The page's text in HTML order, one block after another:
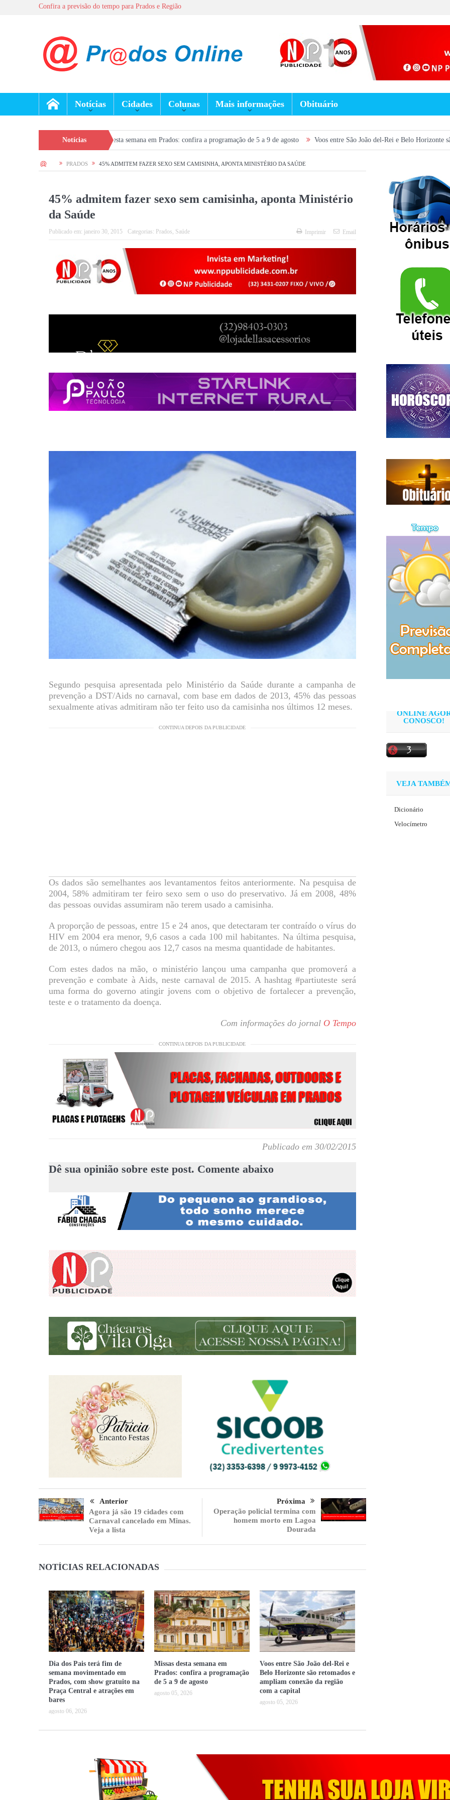
Confira a previsão do tempo para Prados e Região
Notícias Cidades Colunas Mais informações Obituário
Notícias
Missas desta semana em Prados: confira a programação de 5 a 9 de agosto Voos entre São João del-Rei e Belo Horizonte são retomados
HOME PRADOS 45% ADMITEM FAZER SEXO SEM CAMISINHA, APONTA MINISTÉRIO DA SAÚDE
45% admitem fazer sexo sem camisinha, aponta Ministério
da Saúde
Publicado em: janeiro 30, 2015 Categorias: Prados, Saúde Imprimir Email
Segundo pesquisa apresentada pelo Ministério da Saúde durante a campanha de
prevenção a DST/Aids no carnaval, com base em dados de 2013, 45% das pessoas
sexualmente ativas admitiram não ter feito uso da camisinha nos últimos 12 meses.
CONTINUA DEPOIS DA PUBLICIDADE
Os dados são semelhantes aos levantamentos feitos anteriormente. Na pesquisa de
2004, 58% admitiram ter feiro sexo sem o uso do preservativo. Já em 2008, 48%
das pessoas ouvidas assumiram não terem usado a camisinha.
A proporção de pessoas, entre 15 e 24 anos, que detectaram ter contraído o vírus do
HIV em 2004 era menor, 9,6 casos a cada 100 mil habitantes. Na última pesquisa,
de 2013, o número chegou aos 12,7 casos na mesma quantidade de habitantes.
Com estes dados na mão, o ministério lançou uma campanha que promoverá a
prevenção e combate à Aids, neste carnaval de 2015. A hashtag #partiuteste será
uma forma do governo atingir jovens com o objetivo de fortalecer a prevenção,
teste e o tratamento da doença.
Com informações do jornal O Tempo
CONTINUA DEPOIS DA PUBLICIDADE
Publicado em 30/02/2015
Dê sua opinião sobre este post. Comente abaixo
Anterior
Agora já são 19 cidades com
Carnaval cancelado em Minas.
Veja a lista
Próxima
Operação policial termina com
homem morto em Lagoa
Dourada
NOTÍCIAS RELACIONADAS
Dia dos Pais terá fim de
semana movimentado em
Prados, com show gratuito na
Praça Central e atrações em
bares
agosto 06, 2026
Missas desta semana em
Prados: confira a programação
de 5 a 9 de agosto
agosto 05, 2026
Voos entre São João del-Rei e
Belo Horizonte são retomados e
ampliam conexão da região
com a capital
agosto 05, 2026
ONLINE
CONOSCO!
VEJA
Dicionário
Velocímetro